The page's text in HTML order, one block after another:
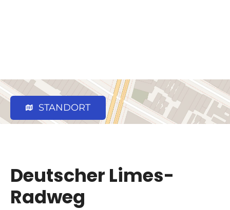
STANDORT
Deutscher Limes-
Radweg